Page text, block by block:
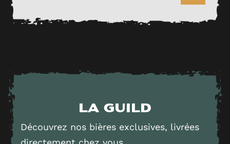
La Guild
Découvrez nos bières exclusives, livrées